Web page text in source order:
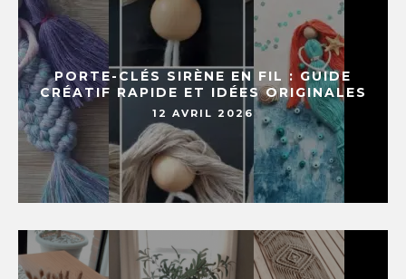
PORTE-CLÉS SIRÈNE EN FIL : GUIDE
CRÉATIF RAPIDE ET IDÉES ORIGINALES
12 AVRIL 2026